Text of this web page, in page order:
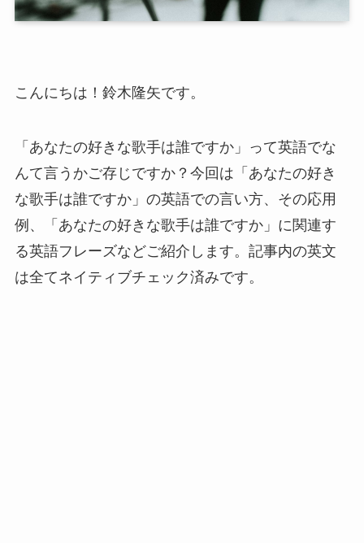
こんにちは！鈴木隆矢です。
「あなたの好きな歌手は誰ですか」って英語でな
んて言うかご存じですか？今回は「あなたの好き
な歌手は誰ですか」の英語での言い方、その応用
例、「あなたの好きな歌手は誰ですか」に関連す
る英語フレーズなどご紹介します。記事内の英文
は全てネイティブチェック済みです。